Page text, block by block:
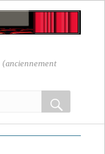
(anciennement
OK